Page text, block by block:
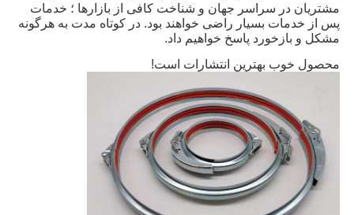
مشتریان در سراسر جهان و شناخت کافی از بازارها ؛ خدمات
پس از خدمات بسیار راضی خواهند بود. در کوتاه مدت به هرگونه
مشکل و بازخورد پاسخ خواهیم داد.
محصول خوب بهترین انتشارات است!